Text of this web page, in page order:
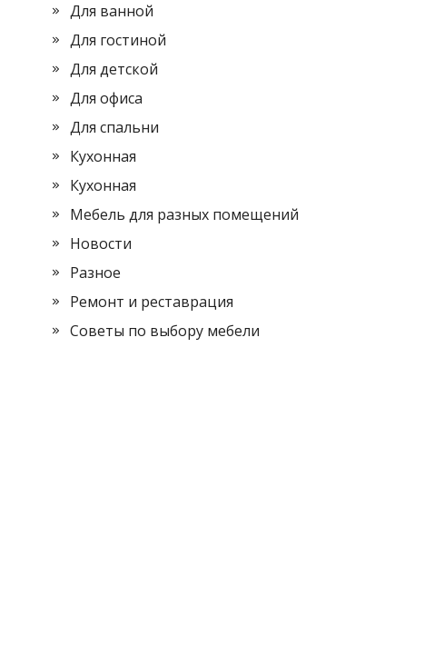
Для ванной
Для гостиной
Для детской
Для офиса
Для спальни
Кухонная
Кухонная
Мебель для разных помещений
Новости
Разное
Ремонт и реставрация
Советы по выбору мебели